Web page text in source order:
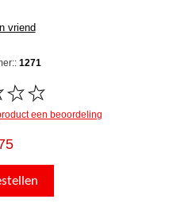
1271
een beoordeling